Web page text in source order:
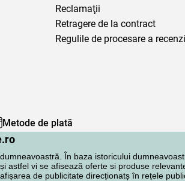
În baza istoricului
astfel vi se afisează oferte si produse
de publicitate direcționatș în rețele
Reclamaţii
Retragere de la contract
Regulile de procesare a
Metode de plată